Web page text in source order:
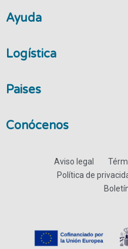
Ayuda
Logística
Paises
Conócenos
Aviso legal
Política de